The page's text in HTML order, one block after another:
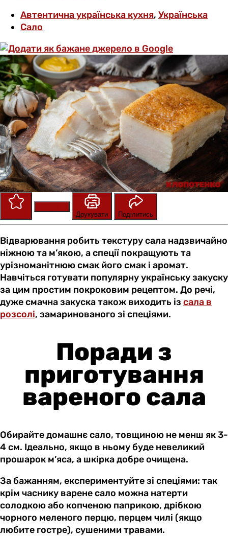
Автентична українська кухня, Українська
Сало
Друкувати
Поділитись
Відварювання робить текстуру сала надзвичайно
ніжною та м’якою, а спеції покращують та
урізноманітнюю смак його смак і аромат.
Навчіться готувати популярну українську закуску
за цим простим покроковим рецептом. До речі,
дуже смачна закуска також виходить із сала в
розсолі, замаринованого зі спеціями.
Поради з
приготування
вареного сала
Обирайте домашнє сало, товщиною не менш як 3-
4 см. Ідеально, якщо в ньому буде невеликий
прошарок м’яса, а шкірка добре очищена.
За бажанням, експериментуйте зі спеціями: так
крім часнику варене сало можна натерти
солодкою або копченою паприкою, дрібкою
чорного меленого перцю, перцем чилі (якщо
любите гостре), сушеними травами.